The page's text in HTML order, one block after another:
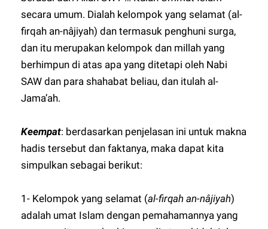
secara umum. Dialah kelompok yang selamat (al-
firqah an-nâjiyah) dan termasuk penghuni surga,
dan itu merupakan kelompok dan millah yang
berhimpun di atas apa yang ditetapi oleh Nabi
SAW dan para shahabat beliau, dan itulah al-
Jama’ah.
Keempat: berdasarkan penjelasan ini untuk makna
hadis tersebut dan faktanya, maka dapat kita
simpulkan sebagai berikut:
1- Kelompok yang selamat (al-firqah an-nâjiyah)
adalah umat Islam dengan pemahamannya yang